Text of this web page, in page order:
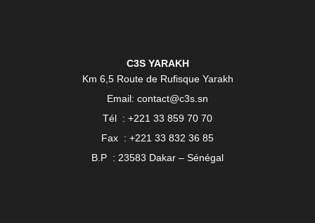
C3S YARAKH
Km 6,5 Route de Rufisque Yarakh
Email: contact@c3s.sn
Tél : +221 33 859 70 70
Fax : +221 33 832 36 85
B.P : 23583 Dakar – Sénégal